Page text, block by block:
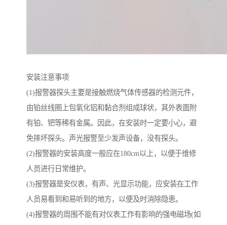
安装注意事项
(1)报警器探头主要是接触燃烧气体传感器的检测元件，
由铂丝线圈上包氧化铝和黏合剂组成球状，其外表面附
有铂、钯等稀有金属。因此，在安装时一定要小心，避
免摔坏探头。声光报警至少发声设备，没有探头。
(2)报警器的安装高度一般应在180cm以上，以便于维修
人员进行日常维护。
(3)报警器是安仪表，有声、光显示功能，应安装在工作
人员易看到和易听到的地方，以便及时消除隐患。
(4)报警器的周围不能有对仪表工作有影响的强电磁场(如